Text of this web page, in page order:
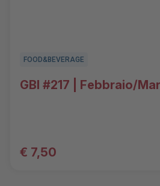
FOOD&BEVERAGE
GBI #217 | Febbraio/
€ 7,50